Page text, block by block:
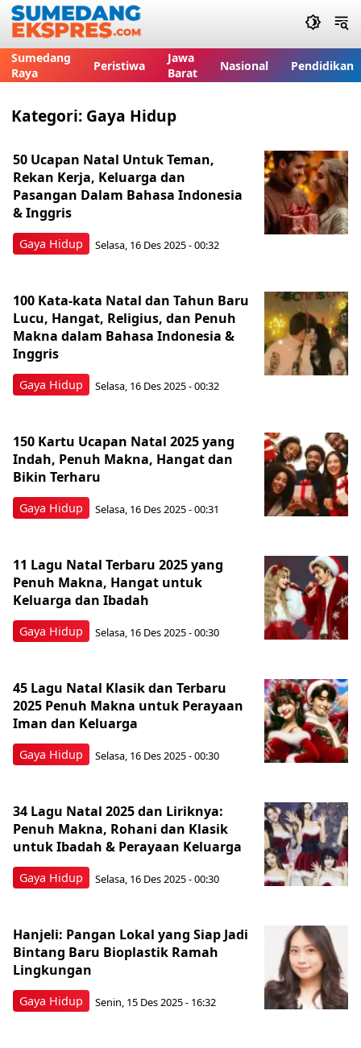
Sumedang
Raya
Peristiwa
Jawa
Barat
Nasional Pendidikan
Kategori: Gaya Hidup
Gaya Hidup
50 Ucapan Natal Untuk Teman,
Rekan Kerja, Keluarga dan
Pasangan Dalam Bahasa Indonesia
& Inggris
Selasa, 16 Des 2025 - 00:32
Gaya Hidup
100 Kata-kata Natal dan Tahun Baru
Lucu, Hangat, Religius, dan Penuh
Makna dalam Bahasa Indonesia &
Inggris
Selasa, 16 Des 2025 - 00:32
Gaya Hidup
150 Kartu Ucapan Natal 2025 yang
Indah, Penuh Makna, Hangat dan
Bikin Terharu
Selasa, 16 Des 2025 - 00:31
Gaya Hidup
11 Lagu Natal Terbaru 2025 yang
Penuh Makna, Hangat untuk
Keluarga dan Ibadah
Selasa, 16 Des 2025 - 00:30
Gaya Hidup
45 Lagu Natal Klasik dan Terbaru
2025 Penuh Makna untuk Perayaan
Iman dan Keluarga
Selasa, 16 Des 2025 - 00:30
Gaya Hidup
34 Lagu Natal 2025 dan Liriknya:
Penuh Makna, Rohani dan Klasik
untuk Ibadah & Perayaan Keluarga
Selasa, 16 Des 2025 - 00:30
Gaya Hidup
Hanjeli: Pangan Lokal yang Siap Jadi
Bintang Baru Bioplastik Ramah
Lingkungan
Senin, 15 Des 2025 - 16:32